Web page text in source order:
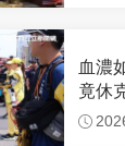
血濃
竟休